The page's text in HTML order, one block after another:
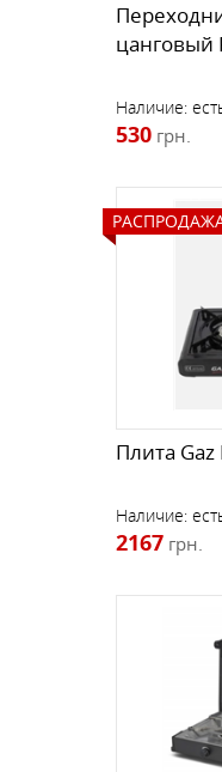
цанговый
Наличие:
530 грн.
Плита Gaz
Наличие:
2167 грн.